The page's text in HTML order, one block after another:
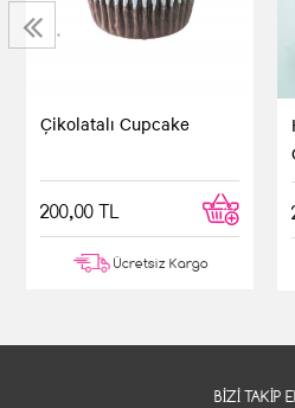
Çikolatalı Cupcake
200,00 TL
Ücretsiz Kargo
‹
BIZI TAKIP